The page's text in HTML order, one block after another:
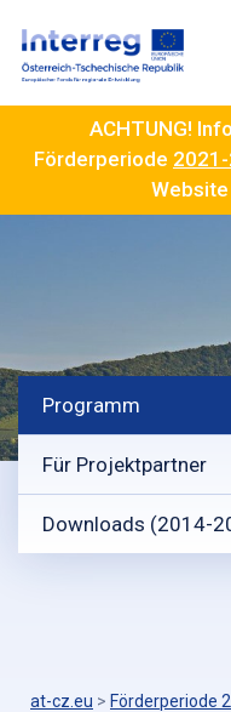
ACHTUNG!
Förderperiode
Website
Programm
Für Projektpartner
Downloads (2014-
at-cz.eu > Förderperiode